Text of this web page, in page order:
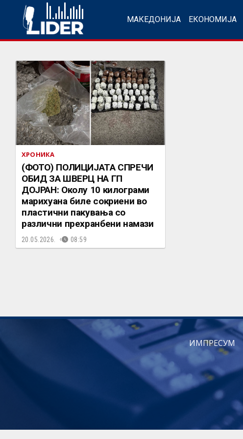
МАКЕДОНИЈА ЕКОНОМИЈА
ХРОНИКА
(ФОТО) ПОЛИЦИЈАТА СПРЕЧИ
ОБИД ЗА ШВЕРЦ НА ГП
ДОЈРАН: Околу 10 килограми
марихуана биле сокриени во
пластични пакувања со
различни прехранбени намази
20.05.2026. 08:59
ИМПРЕСУМ